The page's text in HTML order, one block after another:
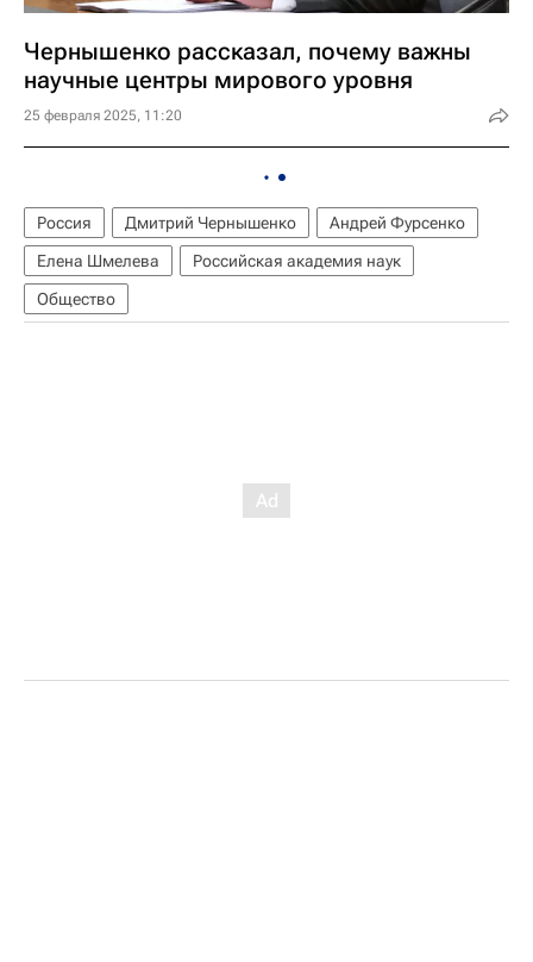
Чернышенко рассказал, почему важны
научные центры мирового уровня
25 февраля 2025, 11:20
Россия Дмитрий Чернышенко
Андрей Фурсенко
Елена Шмелева
Российская академия наук
Общество